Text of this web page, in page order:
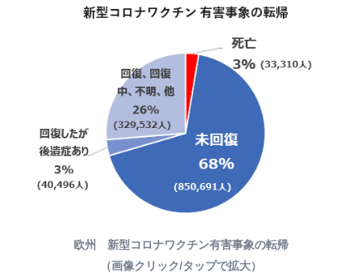
欧州 新型コロナワクチン有害事象の転帰
（画像クリック/タップで拡大）